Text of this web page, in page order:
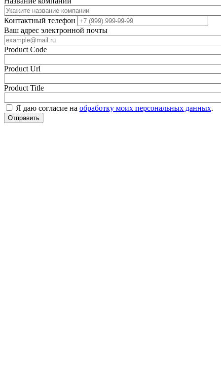
Контактный телефон
Ваш адрес электронной почты
Product Code
Product Url
Product Title
Я даю согласие на обработку моих персональных данных.
Отправить